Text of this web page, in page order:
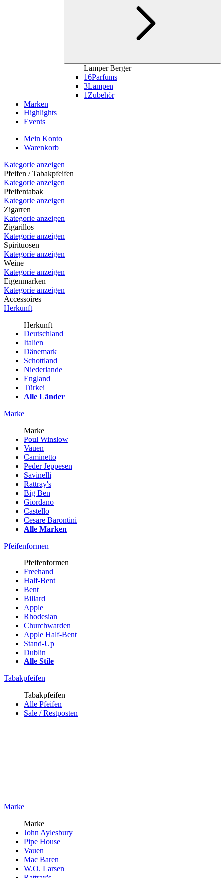
Lamper Berger
16Parfums
3Lampen
1 Zubehör
Marken
Highlights
Events
Mein Konto
Warenkorb
Kategorie anzeigen
Pfeifen / Tabakpfeifen
Kategorie anzeigen
Pfeifentabak
Kategorie anzeigen
Zigarren
Kategorie anzeigen
Zigarillos
Kategorie anzeigen
Spirituosen
Kategorie anzeigen
Weine
Kategorie anzeigen
Eigenmarken
Kategorie anzeigen
Accessoires
Herkunft
Herkunft
Deutschland
Italien
Dänemark
Schottland
Niederlande
England
Türkei
Alle Länder
Marke
Marke
Poul Winslow
Vauen
Caminetto
Peder Jeppesen
Savinelli
Rattray's
Big Ben
Giordano
Castello
Cesare Barontini
Alle Marken
Pfeifenformen
Pfeifenformen
Freehand
Half-Bent
Bent
Billard
Apple
Rhodesian
Churchwarden
Apple Half-Bent
Stand-Up
Dublin
Alle Stile
Tabakpfeifen
Tabakpfeifen
Alle Pfeifen
Sale / Restposten
Marke
Marke
John Aylesbury
Pipe House
Vauen
Mac Baren
W.O. Larsen